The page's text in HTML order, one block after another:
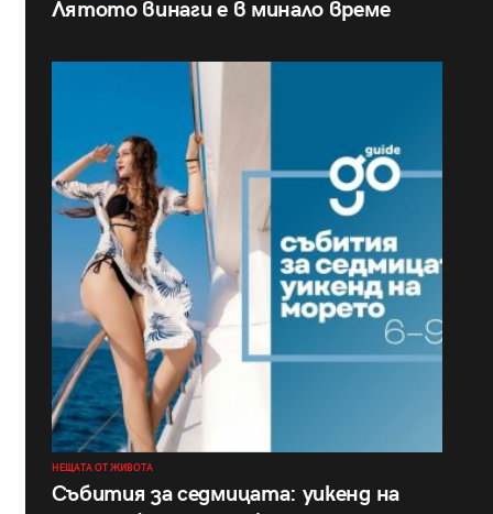
Лятото винаги е в минало време
НЕЩАТА ОТ ЖИВОТА
Събития за седмицата: уикенд на